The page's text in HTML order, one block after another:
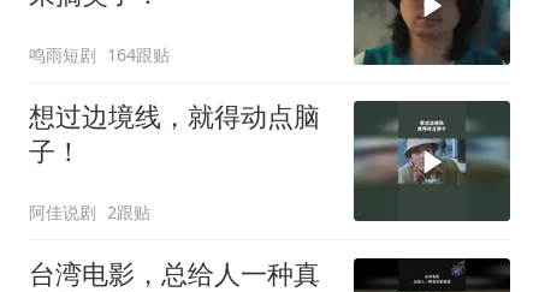
鸣雨短剧 164跟贴
想过边境线，就得动点脑
子！
阿佳说剧 2跟贴
台湾电影，总给人一种真